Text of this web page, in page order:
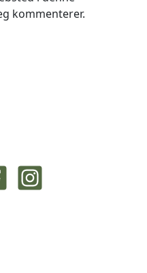
kommenterer.